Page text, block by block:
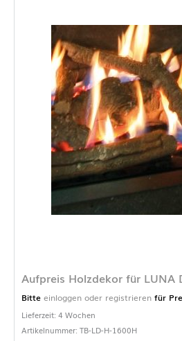
Aufpreis Holzdekor für LUNA
Bitte einloggen oder registrieren für
Lieferzeit: 4 Wochen
Artikelnummer: TB-LD-H-1600H